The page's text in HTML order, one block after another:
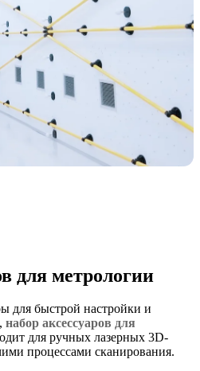
для метрологии
для быстрой настройки и
набор аксессуаров для
для ручных лазерных 3D-
процессами сканирования.